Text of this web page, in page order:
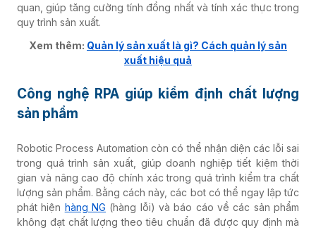
quan, giúp tăng cường tính đồng nhất và tính xác thực trong
quy trình sản xuất.
Xem thêm: Quản lý sản xuất là gì? Cách quản lý sản
xuất hiệu quả
Công nghệ RPA giúp kiểm định chất lượng
sản phẩm
Robotic Process Automation còn có thể nhận diện các lỗi sai
trong quá trình sản xuất, giúp doanh nghiệp tiết kiệm thời
gian và nâng cao độ chính xác trong quá trình kiểm tra chất
lượng sản phẩm. Bằng cách này, các bot có thể ngay lập tức
phát hiện hàng NG (hàng lỗi) và báo cáo về các sản phẩm
không đạt chất lượng theo tiêu chuẩn đã được quy định mà